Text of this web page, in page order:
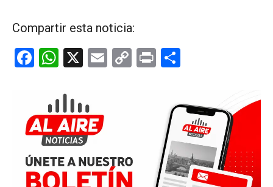
Compartir esta noticia:
F
b
o
o
k
W
at
s
A
p
p
X
E
C
k
Pr
p
ar
tir